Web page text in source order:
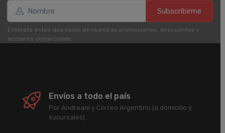
Subscribirme
Enterate antes que nadie de nuestras promociones, descuentos y
acciones comerciales.
Envíos a todo el país
Por Andreani y Correo Argentino (a domicilio y
sucursales).